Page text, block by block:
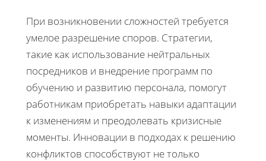
При возникновении сложностей требуется
умелое разрешение споров. Стратегии,
такие как использование нейтральных
посредников и внедрение программ по
обучению и развитию персонала, помогут
работникам приобретать навыки адаптации
к изменениям и преодолевать кризисные
моменты. Инновации в подходах к решению
конфликтов способствуют не только